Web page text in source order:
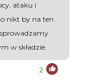
ataku i
nikt by na ten
w składzie.
2